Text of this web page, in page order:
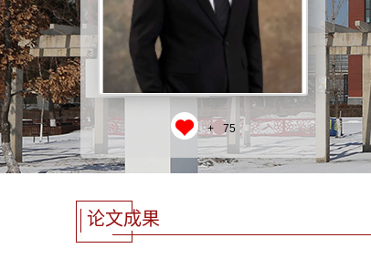
+ 75
论文成果